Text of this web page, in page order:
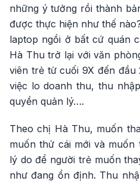
những ý tưởng rồi thành
được thực hiện như thế
laptop ngồi ở bất cứ quán
Hà Thu trở lại với văn
viên trẻ từ cuối 9X đến
việc lo doanh thu, thu
quyền quản lý….
Theo chị Hà Thu, muốn
muốn thử cái mới và
lý do để người trẻ muốn
như đang ổn định. Thu